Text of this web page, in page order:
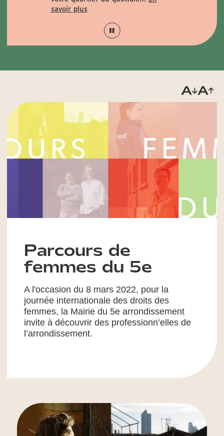
mairie annexe).
Parcours de
femmes du 5e
A l'occasion du 8 mars 2022, pour la
journée internationale des droits des
femmes, la Mairie du 5e arrondissement
invite à découvrir des professionn’elles de
l’arrondissement.